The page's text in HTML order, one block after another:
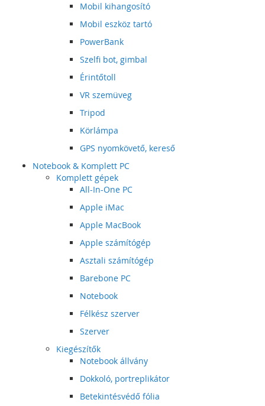
Mobil kihangosító
Mobil eszköz tartó
PowerBank
Szelfi bot, gimbal
Érintőtoll
VR szemüveg
Tripod
Körlámpa
GPS nyomkövető, kereső
Notebook & Komplett PC
Komplett gépek
All-In-One PC
Apple iMac
Apple MacBook
Apple számítógép
Asztali számítógép
Barebone PC
Notebook
Félkész szerver
Szerver
Kiegészítők
Notebook állvány
Dokkoló, portreplikátor
Betekintésvédő fólia